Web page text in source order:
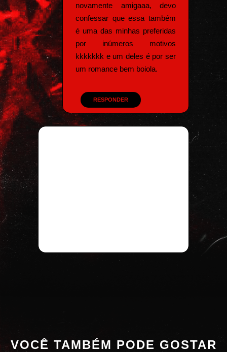
novamente amigaaa, devo
confessar que essa também
é uma das minhas preferidas
por inúmeros motivos
kkkkkkk e um deles é por ser
um romance bem boiola.
RESPONDER
VOCÊ TAMBÉM PODE GOSTAR